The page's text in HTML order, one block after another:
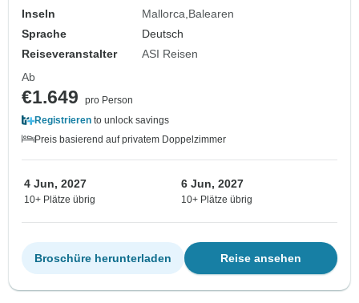
Inseln
Mallorca Balearen
Sprache
Deutsch
Reiseveranstalter
ASI Reisen
Ab
€1.649
pro Person
Registrieren to unlock savings
Preis basierend auf privatem Doppelzimmer
4 Jun, 2027
10+ Plätze übrig
6 Jun, 2027
10+ Plätze übrig
Reise ansehen
Broschüre herunterladen